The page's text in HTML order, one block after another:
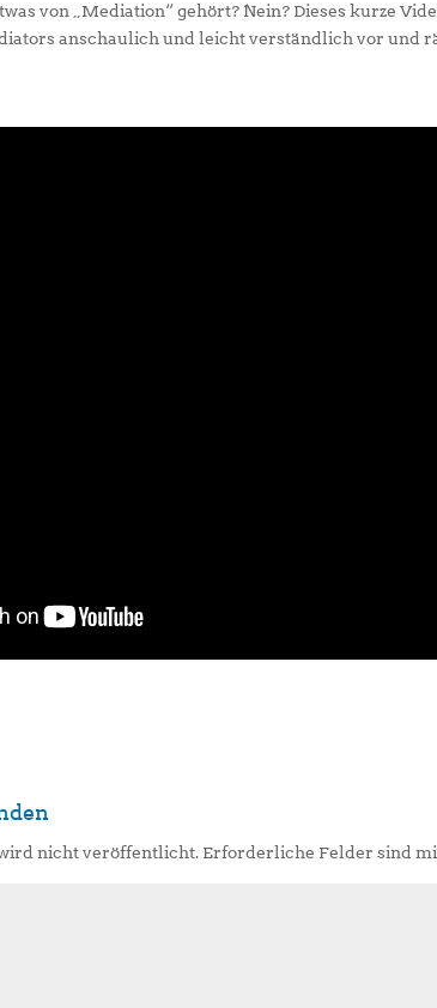
von „Mediation“ gehört? Nein? Dieses kurze
anschaulich und leicht verständlich vor und
nicht veröffentlicht. Erforderliche Felder sind